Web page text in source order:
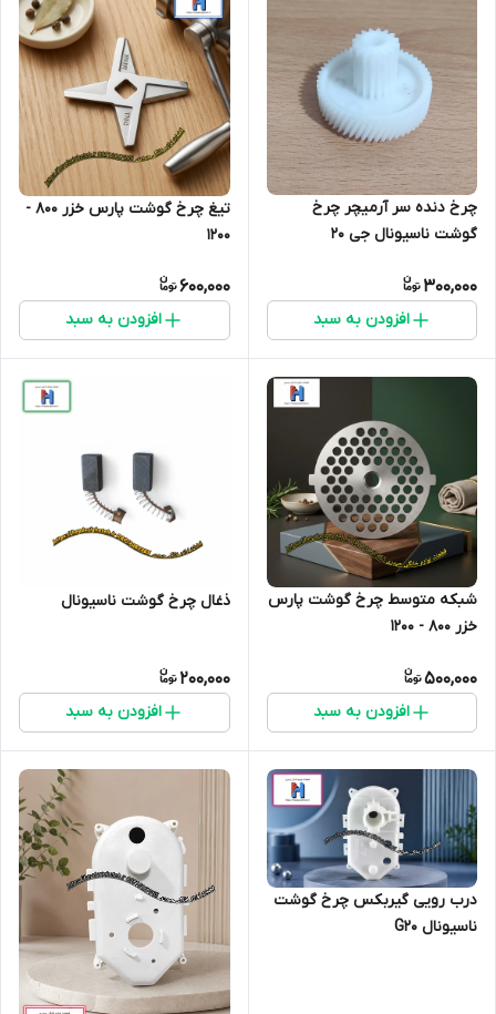
چرخ دنده سر آرمیچر چرخ
گوشت ناسیونال جی 20
300,000
افزودن به سبد
تیغ چرخ گوشت پارس خزر 800 -
1200
600,000
افزودن به سبد
شبکه متوسط چرخ گوشت پارس
خزر 800 - 1200
500,000
افزودن به سبد
ذغال چرخ گوشت ناسیونال
200,000
افزودن به سبد
درب رویی گیربکس چرخ گوشت
ناسیونال G20